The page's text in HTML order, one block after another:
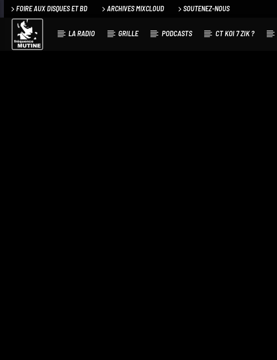
FOIRE AUX DISQUES ET BD ARCHIVES MIXCLOUD SOUTENEZ-NOUS
LA RADIO GRILLE PODCASTS CT KOI 7 ZIK ?